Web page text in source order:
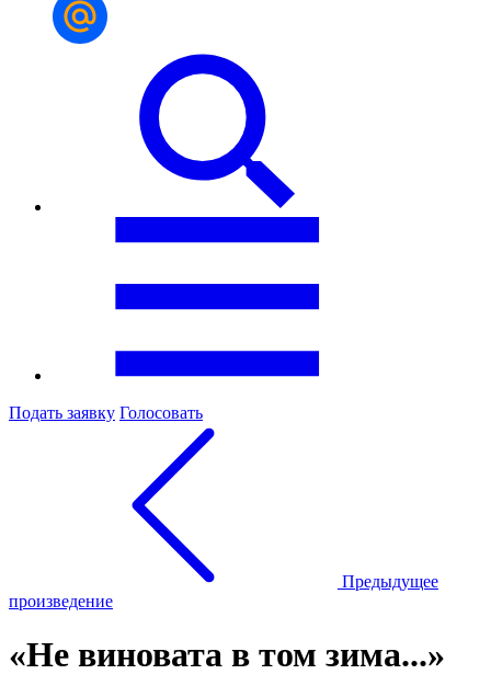
Подать заявку Голосовать
Предыдущее
произведение
«Не виновата в том зима...»